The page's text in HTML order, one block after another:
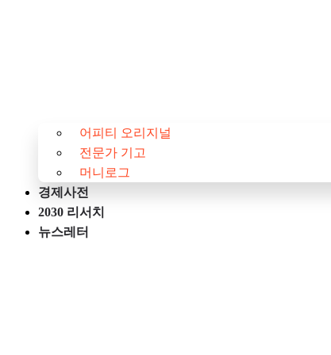
어피티 오리지널
전문가 기고
머니로그
경제사전
2030 리서치
뉴스레터